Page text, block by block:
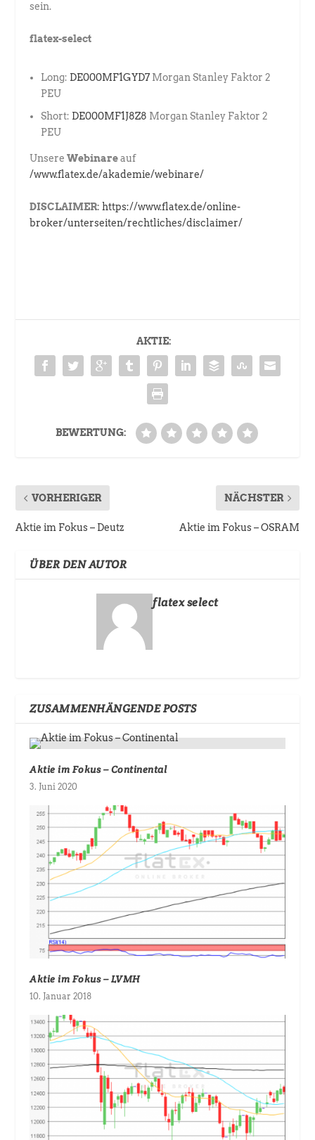
sein.
flatex-select
Long: DE000MF1GYD7 Morgan Stanley Faktor 2
PEU
Short: DE000MF1J8Z8 Morgan Stanley Faktor 2
PEU
UnsereWebinareauf
/www.flatex.de/akademie/webinare/
DISCLAIMER: https://www.flatex.de/online-
broker/unterseiten/rechtliches/disclaimer/
AKTIE:
BEWERTUNG:
VORHERIGER
Aktie im Fokus – Deutz
NÄCHSTER
Aktie im Fokus – OSRAM
ÜBER DEN AUTOR
flatex select
ZUSAMMENHÄNGENDE POSTS
Aktie im Fokus – Continental
3. Juni 2020
Aktie im Fokus – LVMH
10. Januar 2018